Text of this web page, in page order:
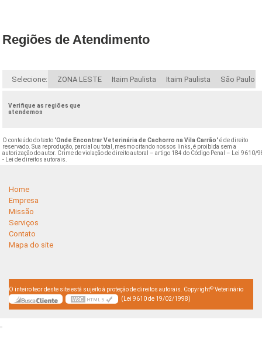
Regiões de Atendimento
Selecione: ZONA LESTE Itaim Paulista Itaim Paulista São Paulo
Verifique as regiões que
atendemos
O conteúdo do texto "Onde Encontrar Veterinária de Cachorro na Vila Carrão" é de direito
reservado. Sua reprodução, parcial ou total, mesmo citando nossos links, é proibida sem a
autorização do autor. Crime de violação de direito autoral – artigo 184 do Código Penal –
Lei 9610/
- Lei de direitos autorais
Home
Empresa
Missão
Serviços
Contato
Mapa do site
O inteiro teor deste site está sujeito à proteção de direitos autorais. Copyright© Veterinário
(Lei 9610 de 19/02/1998)